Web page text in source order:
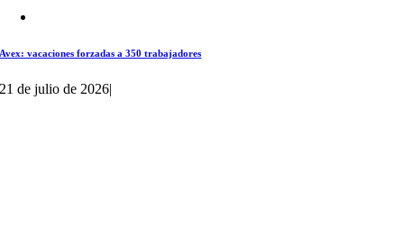
Avex: vacaciones forzadas a 350 trabajadores
21 de julio de 2026|